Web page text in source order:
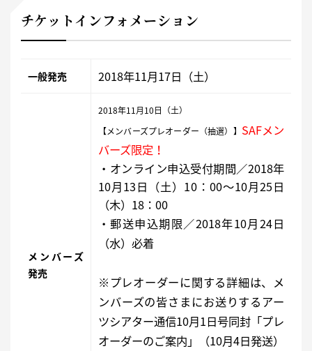
チケットインフォメーション
一般発売 2018年11月17日（土）
メンバーズ
発売
2018年11月10日（土）
【メンバーズプレオーダー（抽選）】 SAFメン
バーズ限定！
・オンライン申込受付期間／2018年
10月13日（土）10：00〜10月25日
（木）18：00
・郵送申込期限／2018年10月24日
（水）必着
※プレオーダーに関する詳細は、メ
ンバーズの皆さまにお送りするアー
ツシアター通信10月1日号同封「プレ
オーダーのご案内」（10月4日発送）